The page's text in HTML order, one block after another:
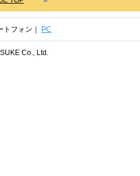
トフォン｜ PC
Co., Ltd.